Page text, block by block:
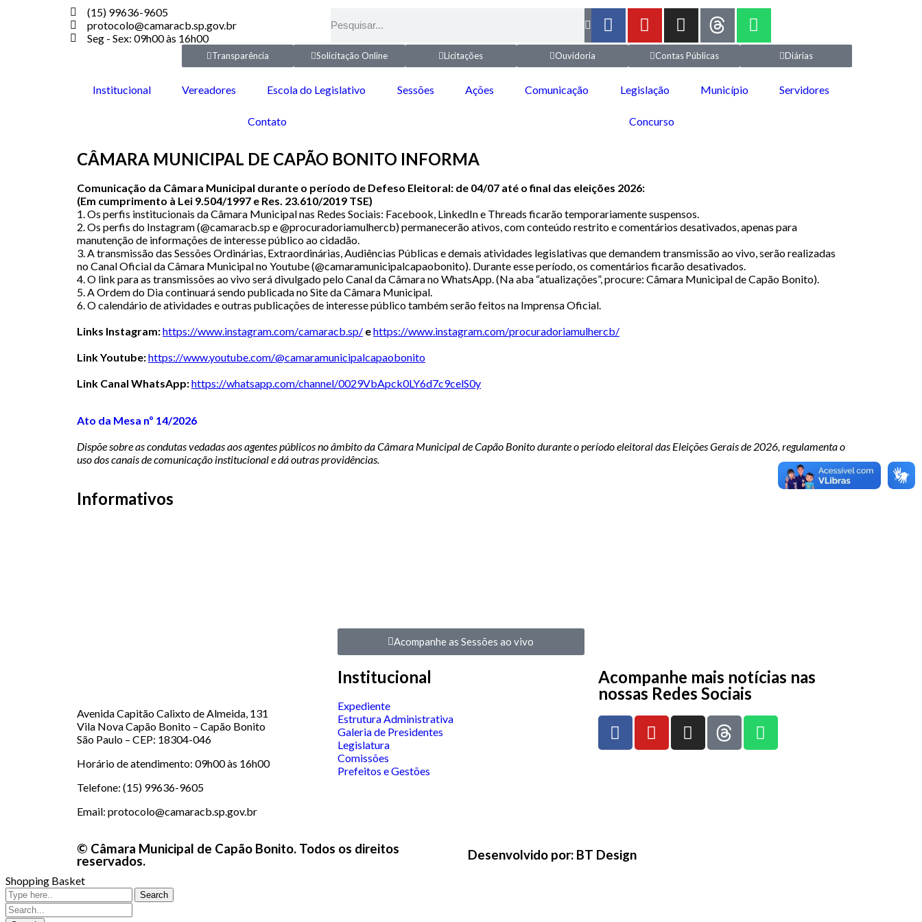
(15) 99636-9605
protocolo@camaracb.sp.gov.br
Seg - Sex: 09h00 às 16h00
Transparência Solicitação Online Licitações Ouvidoria Contas Públicas Diárias
Institucional Vereadores Escola do Legislativo Sessões Ações Comunicação Legislação Município Servidores
Contato Concurso
CÂMARA MUNICIPAL DE CAPÃO BONITO INFORMA
Comunicação da Câmara Municipal durante o período de Defeso Eleitoral: de 04/07 até o final das eleições 2026:
(Em cumprimento à Lei 9.504/1997 e Res. 23.610/2019 TSE)
1. Os perfis institucionais da Câmara Municipal nas Redes Sociais: Facebook, LinkedIn e Threads ficarão temporariamente suspensos.
2. Os perfis do Instagram (@camaracb.sp e @procuradoriamulhercb) permanecerão ativos, com conteúdo restrito e comentários desativados, apenas para
manutenção de informações de interesse público ao cidadão.
3. A transmissão das Sessões Ordinárias, Extraordinárias, Audiências Públicas e demais atividades legislativas que demandem transmissão ao vivo, serão realizadas
no Canal Oficial da Câmara Municipal no Youtube (@camaramunicipalcapaobonito). Durante esse período, os comentários ficarão desativados.
4. O link para as transmissões ao vivo será divulgado pelo Canal da Câmara no WhatsApp. (Na aba “atualizações”, procure: Câmara Municipal de Capão Bonito).
5. A Ordem do Dia continuará sendo publicada no Site da Câmara Municipal.
6. O calendário de atividades e outras publicações de interesse público também serão feitos na Imprensa Oficial.
Links Instagram:https://www.instagram.com/camaracb.sp/ ehttps://www.instagram.com/procuradoriamulhercb/
Link Youtube:https://www.youtube.com/@camaramunicipalcapaobonito
Link Canal WhatsApp:https://whatsapp.com/channel/0029VbApck0LY6d7c9celS0y
Ato da Mesa nº 14/2026
Dispõe sobre as condutas vedadas aos agentes públicos no âmbito da Câmara Municipal de Capão Bonito durante o período eleitoral das Eleições Gerais de 2026, regulamenta o
uso dos canais de comunicação institucional e dá outras providências.
Informativos
Acompanhe as Sessões ao vivo
Avenida Capitão Calixto de Almeida, 131
Vila Nova Capão Bonito – Capão Bonito
São Paulo – CEP: 18304-046
Horário de atendimento: 09h00 às 16h00
Telefone: (15) 99636-9605
Email: protocolo@camaracb.sp.gov.br
Institucional
Expediente
Estrutura Administrativa
Galeria de Presidentes
Legislatura
Comissões
Prefeitos e Gestões
Acompanhe mais notícias nas
nossas Redes Sociais
© Câmara Municipal de Capão Bonito. Todos os direitos
reservados.
Desenvolvido por: BT Design
Shopping Basket